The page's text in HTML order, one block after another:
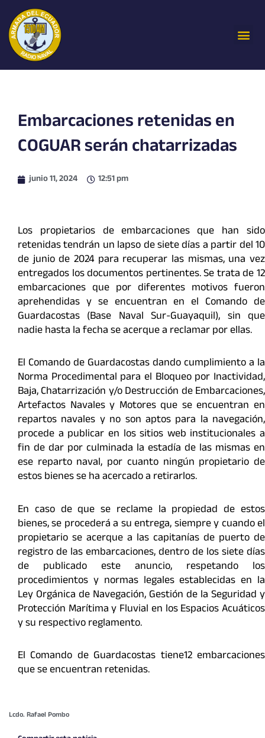
contenido
Embarcaciones retenidas en
COGUAR serán chatarrizadas
junio 11, 2024 12:51 pm
Los propietarios de embarcaciones que han sido
retenidas tendrán un lapso de siete días a partir del 10
de junio de 2024 para recuperar las mismas, una vez
entregados los documentos pertinentes. Se trata de 12
embarcaciones que por diferentes motivos fueron
aprehendidas y se encuentran en el Comando de
Guardacostas (Base Naval Sur-Guayaquil), sin que
nadie hasta la fecha se acerque a reclamar por ellas.
El Comando de Guardacostas dando cumplimiento a la
Norma Procedimental para el Bloqueo por Inactividad,
Baja, Chatarrización y/o Destrucción de Embarcaciones,
Artefactos Navales y Motores que se encuentran en
repartos navales y no son aptos para la navegación,
procede a publicar en los sitios web institucionales a
fin de dar por culminada la estadía de las mismas en
ese reparto naval, por cuanto ningún propietario de
estos bienes se ha acercado a retirarlos.
En caso de que se reclame la propiedad de estos
bienes, se procederá a su entrega, siempre y cuando el
propietario se acerque a las capitanías de puerto de
registro de las embarcaciones, dentro de los siete días
de publicado este anuncio, respetando los
procedimientos y normas legales establecidas en la
Ley Orgánica de Navegación, Gestión de la Seguridad y
Protección Marítima y Fluvial en los Espacios Acuáticos
y su respectivo reglamento.
El Comando de Guardacostas tiene12 embarcaciones
que se encuentran retenidas.
Lcdo. Rafael Pombo